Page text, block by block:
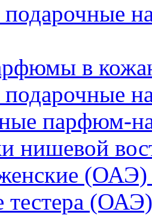
в
парфюм-
нишевой
(ОАЭ)
(ОАЭ)